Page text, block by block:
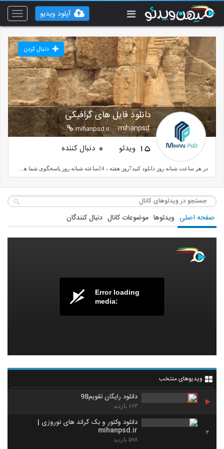
Toggle
آپلود ویدیو
دانلود فایل های گرافیکی
mihanpsd
mihanpsd.ir
دنبال کردن
15 ویدئو 0 دنبال کننده
صفحه اصلی ویدئوها موضوعات کانال دنبال کنندگان
Error loading
media:
ویدیوهای منتخب
دانلود رایگان تقویم98
۶۶۳ بازدید
2
دانلود وکتور و بک گراند های نوروزی |
mihanpsd.ir
۵۷۸ بازدید